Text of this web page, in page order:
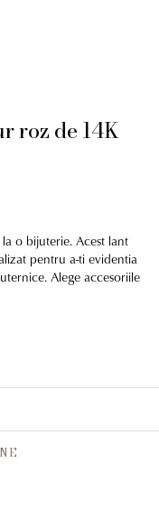
roz de 14K
o bijuterie. Acest lant
pentru a-ti evidentia
Alege accesoriile